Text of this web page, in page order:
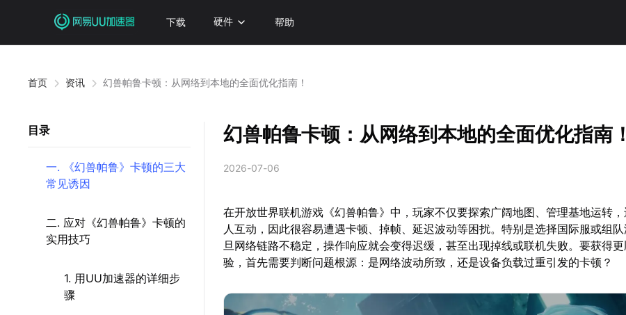
下载 硬件 帮助
首页 资讯 幻兽帕鲁卡顿：从网络到本地的全面优化指南！
目录
一. 《幻兽帕鲁》卡顿的三大
常见诱因
二. 应对《幻兽帕鲁》卡顿的
实用技巧
1. 用UU加速器的详细步
骤
幻兽帕鲁卡顿：从网络到本地的全面优化指南！
2026-07-06
在开放世界联机游戏《幻兽帕鲁》中，玩家不仅要探索广阔地图、管理基地运转
人互动，因此很容易遭遇卡顿、掉帧、延迟波动等困扰。特别是选择国际服或组
旦网络链路不稳定，操作响应就会变得迟缓，甚至出现掉线或联机失败。要获得
验，首先需要判断问题根源：是网络波动所致，还是设备负载过重引发的卡顿？